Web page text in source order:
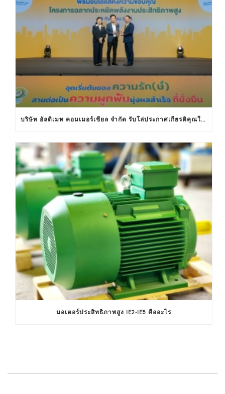
บริษัท อัลติเมท คอมเมอร์เชียล จำกัด รับโล่ประกาศเกียรติคุณในงานครบรอบ 30 ปีฉลากประหยัดไฟฟ้าเบอร์ 5
มอเตอร์ประสิทธิภาพสูง IE2-IE5 คืออะไร